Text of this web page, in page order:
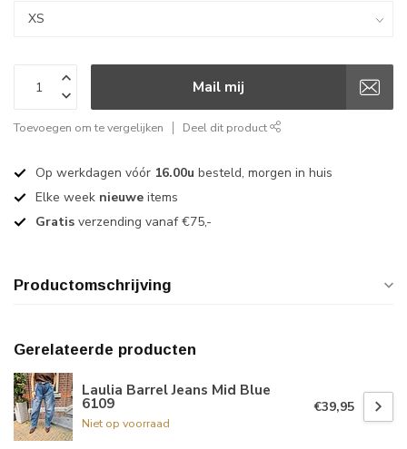
Mail mij
Toevoegen om te vergelijken Deel dit product
Op werkdagen vóór 16.00u besteld, morgen in huis
Elke week nieuwe items
Gratis verzending vanaf €75,-
Productomschrijving
Gerelateerde producten
Laulia Barrel Jeans Mid Blue
6109
Niet op voorraad
€39,95